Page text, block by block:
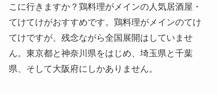
こに行きますか？鶏料理がメインの人気居酒屋・
てけてけがおすすめです。鶏料理がメインのてけ
てけですが、残念ながら全国展開はしていませ
ん。東京都と神奈川県をはじめ、埼玉県と千葉
県、そして大阪府にしかありません。